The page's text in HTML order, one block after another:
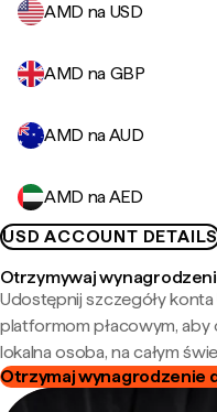
AMD na USD
AMD na GBP
AMD na AUD
AMD na AED
USD ACCOUNT
Otrzymywaj
Udostępnij szczegóły konta
platformom płacowym,
lokalna osoba, na całym
Otrzymaj wynagrodzenie